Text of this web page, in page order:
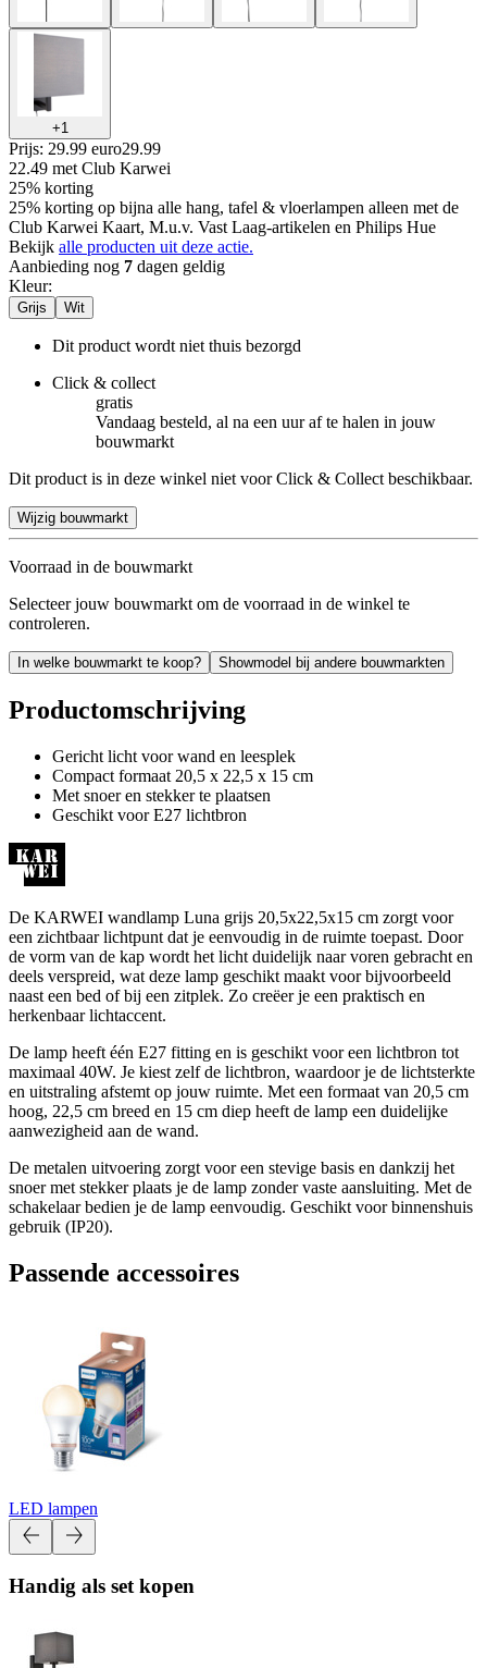
+1
Prijs: 29.99 euro29.99
22.49 met Club Karwei
25% korting
25% korting op bijna alle hang, tafel & vloerlampen alleen met de
Club Karwei Kaart, M.u.v. Vast Laag-artikelen en Philips Hue
Bekijk alle producten uit deze actie.
Aanbieding nog 7 dagen geldig
Kleur:
Grijs Wit
Dit product wordt niet thuis bezorgd
Click & collect
gratis
Vandaag besteld, al na een uur af te halen in jouw
bouwmarkt
Dit product is in deze winkel niet voor Click & Collect beschikbaar.
Wijzig bouwmarkt
Voorraad in de bouwmarkt
Selecteer jouw bouwmarkt om de voorraad in de winkel te
controleren.
In welke bouwmarkt te koop? Showmodel bij andere bouwmarkten
Productomschrijving
Gericht licht voor wand en leesplek
Compact formaat 20,5 x 22,5 x 15 cm
Met snoer en stekker te plaatsen
Geschikt voor E27 lichtbron
De KARWEI wandlamp Luna grijs 20,5x22,5x15 cm zorgt voor
een zichtbaar lichtpunt dat je eenvoudig in de ruimte toepast. Door
de vorm van de kap wordt het licht duidelijk naar voren gebracht en
deels verspreid, wat deze lamp geschikt maakt voor bijvoorbeeld
naast een bed of bij een zitplek. Zo creëer je een praktisch en
herkenbaar lichtaccent.
De lamp heeft één E27 fitting en is geschikt voor een lichtbron tot
maximaal 40W. Je kiest zelf de lichtbron, waardoor je de lichtsterkte
en uitstraling afstemt op jouw ruimte. Met een formaat van 20,5 cm
hoog, 22,5 cm breed en 15 cm diep heeft de lamp een duidelijke
aanwezigheid aan de wand.
De metalen uitvoering zorgt voor een stevige basis en dankzij het
snoer met stekker plaats je de lamp zonder vaste aansluiting. Met de
schakelaar bedien je de lamp eenvoudig. Geschikt voor binnenshuis
gebruik (IP20).
Passende accessoires
LED lampen
Handig als set kopen